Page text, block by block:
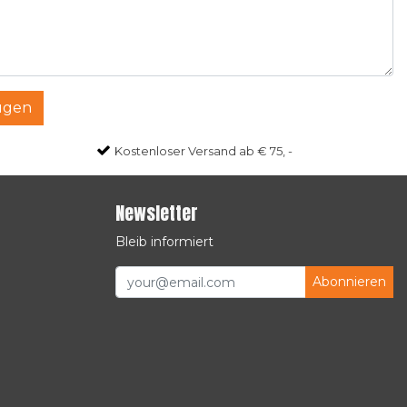
Kostenloser Versand ab € 75, -
Newsletter
Bleib informiert
Abonnieren